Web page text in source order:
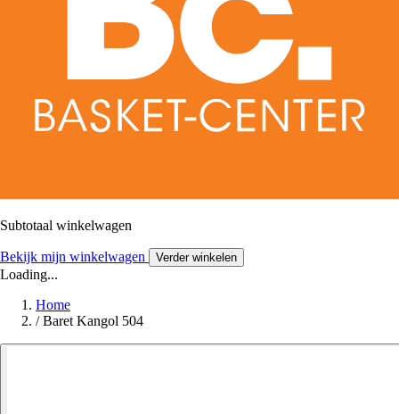
Subtotaal winkelwagen
Bekijk mijn winkelwagen Verder winkelen
Loading...
Home
/ Baret Kangol 504